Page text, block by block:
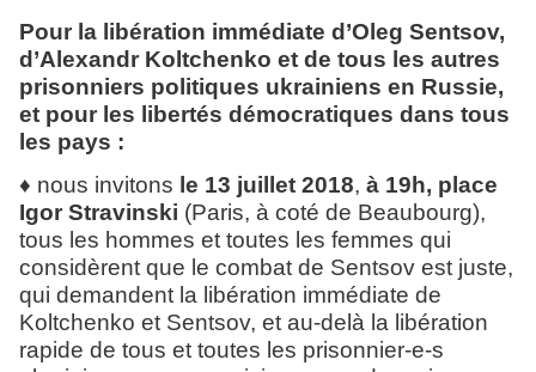
Pour la libération immédiate d’Oleg Sentsov,
d’Alexandr Koltchenko et de tous les autres
prisonniers politiques ukrainiens en Russie,
et pour les libertés démocratiques dans tous
les pays :
♦ nous invitons le 13 juillet 2018, à 19h, place
Igor Stravinski (Paris, à coté de Beaubourg),
tous les hommes et toutes les femmes qui
considèrent que le combat de Sentsov est juste,
qui demandent la libération immédiate de
Koltchenko et Sentsov, et au-delà la libération
rapide de tous et toutes les prisonnier-e-s